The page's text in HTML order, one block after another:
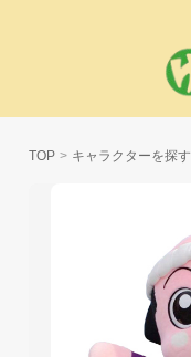
TOP キャラクターを探す